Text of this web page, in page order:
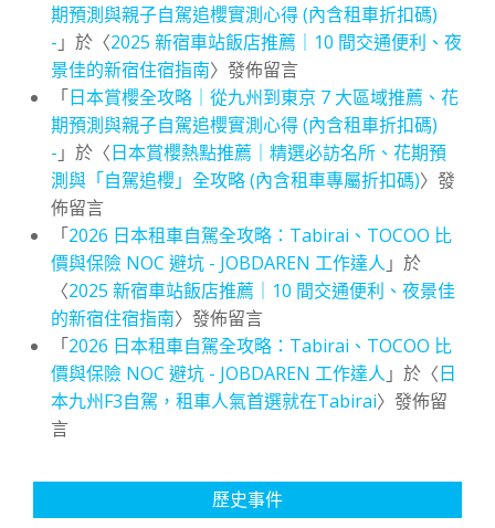
期預測與親子自駕追櫻實測心得 (內含租車折扣碼)
- 」於〈2025 新宿車站飯店推薦｜10 間交通便利、夜
景佳的新宿住宿指南〉發佈留言
「日本賞櫻全攻略｜從九州到東京 7 大區域推薦、花
期預測與親子自駕追櫻實測心得 (內含租車折扣碼)
- 」於〈日本賞櫻熱點推薦｜精選必訪名所、花期預
測與「自駕追櫻」全攻略 (內含租車專屬折扣碼)〉發
佈留言
「2026 日本租車自駕全攻略：Tabirai、TOCOO 比
價與保險 NOC 避坑 - JOBDAREN 工作達人 」於
〈2025 新宿車站飯店推薦｜10 間交通便利、夜景佳
的新宿住宿指南〉發佈留言
「2026 日本租車自駕全攻略：Tabirai、TOCOO 比
價與保險 NOC 避坑 - JOBDAREN 工作達人 」於〈日
本九州F3自駕，租車人氣首選就在Tabirai〉發佈留
言
歷史事件